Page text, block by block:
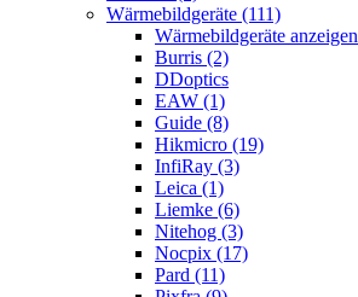
Wärmebildgeräte (111)
Wärmebildgeräte anzeigen
Burris (2)
DDoptics
EAW (1)
Guide (8)
Hikmicro (19)
InfiRay (3)
Leica (1)
Liemke (6)
Nitehog (3)
Nocpix (17)
Pard (11)